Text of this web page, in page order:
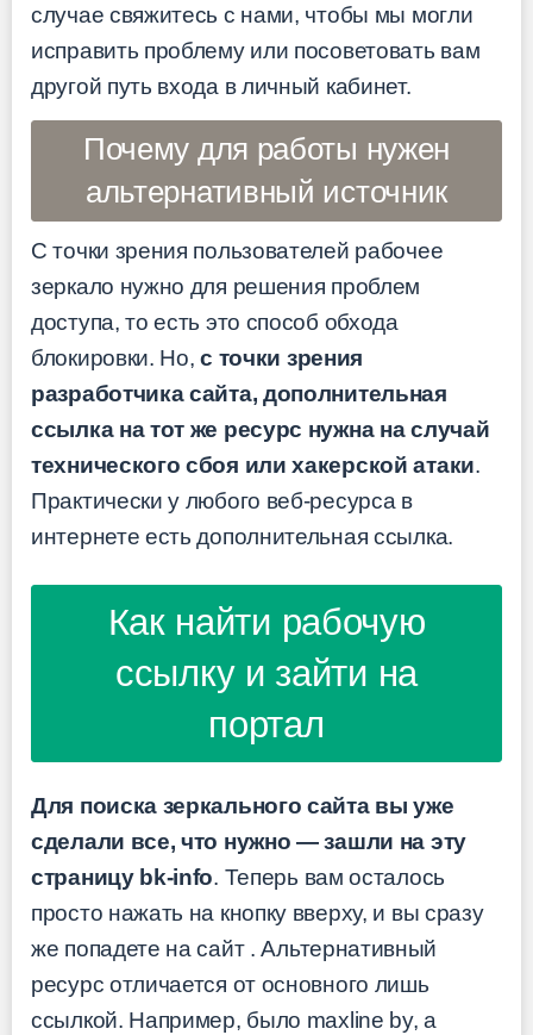
случае свяжитесь с нами, чтобы мы могли
исправить проблему или посоветовать вам
другой путь входа в личный кабинет.
Почему для работы нужен
альтернативный источник
С точки зрения пользователей рабочее
зеркало нужно для решения проблем
доступа, то есть это способ обхода
блокировки. Но,с точки зрения
разработчика сайта, дополнительная
ссылка на тот же ресурс нужна на случай
технического сбоя или хакерской атаки.
Практически у любого веб-ресурса в
интернете есть дополнительная ссылка.
Как найти рабочую
ссылку и зайти на
портал
Для поиска зеркального сайта вы уже
сделали все, что нужно — зашли на эту
страницу bk-info. Теперь вам осталось
просто нажать на кнопку вверху, и вы сразу
же попадете на сайт . Альтернативный
ресурс отличается от основного лишь
ссылкой. Например, было maxline by, а